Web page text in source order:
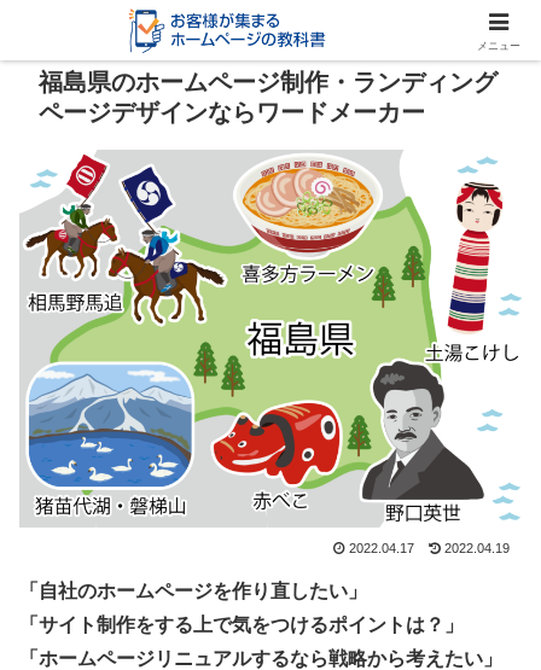
福島県のホームページ制作・ランディング
ページデザインならワードメーカー
2022.04.17 2022.04.19
「自社のホームページを作り直したい」
「サイト制作をする上で気をつけるポイントは？」
「ホームページリニュアルするなら戦略から考えたい」
メニュー